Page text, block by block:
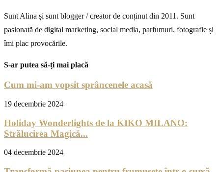
Sunt Alina și sunt blogger / creator de conținut din 2011. Sunt
pasionată de digital marketing, social media, parfumuri, fotografie și
îmi plac provocările.
S-ar putea să-ți mai placă
Cum mi-am vopsit sprâncenele acasă
19 decembrie 2024
Holiday Wonderlights de la KIKO MILANO:
Strălucirea Magică...
04 decembrie 2024